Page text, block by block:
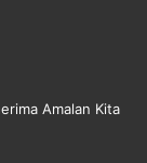
Amalan Kita